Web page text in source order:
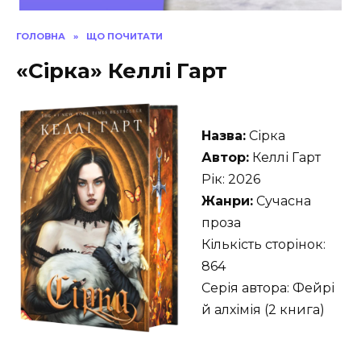
ГОЛОВНА » ЩО ПОЧИТАТИ
«Сірка» Келлі Гарт
Назва: Сірка
Автор: Келлі Гарт
Рік: 2026
Жанри: Сучасна
проза
Кількість сторінок:
864
Серія автора: Фейрі
й алхімія (2 книга)